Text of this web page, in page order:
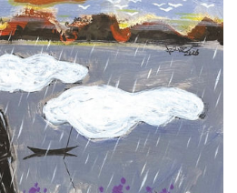
rắc lên một lớp khói.